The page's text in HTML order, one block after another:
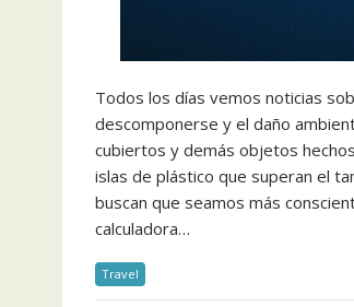
Todos los días vemos noticias
descomponerse y el daño
cubiertos y demás objetos
islas de plástico que superan el
buscan que seamos más
calculadora…
Travel